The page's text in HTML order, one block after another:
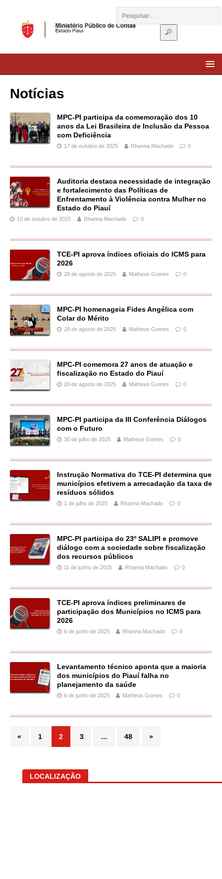
Notícias
MPC-PI participa da comemoração dos 10
anos da Lei Brasileira de Inclusão da Pessoa
com Deficiência
17 de outubro de 2025 Rhanna Machado 0
Auditoria destaca necessidade de integração
e fortalecimento das Políticas de
Enfrentamento à Violência contra Mulher no
Estado do Piauí
10 de outubro de 2025 Rhanna Machado 0
TCE-PI aprova índices oficiais do ICMS para
2026
28 de agosto de 2025 Matheus Gomes 0
MPC-PI homenageia Fides Angélica com
Colar do Mérito
28 de agosto de 2025 Matheus Gomes 0
MPC-PI comemora 27 anos de atuação e
fiscalização no Estado do Piauí
26 de agosto de 2025 Matheus Gomes 0
MPC-PI participa da III Conferência Diálogos
com o Futuro
30 de julho de 2025 Matheus Gomes 0
Instrução Normativa do TCE-PI determina que
municípios efetivem a arrecadação da taxa de
resíduos sólidos
1 de julho de 2025 Rhanna Machado 0
MPC-PI participa do 23º SALIPI e promove
diálogo com a sociedade sobre fiscalização
dos recursos públicos
11 de junho de 2025 Rhanna Machado 0
TCE-PI aprova índices preliminares de
participação dos Municípios no ICMS para
2026
6 de junho de 2025 Rhanna Machado 0
Levantamento técnico aponta que a maioria
dos municípios do Piauí falha no
planejamento da saúde
6 de junho de 2025 Matheus Gomes 0
« 1 2 3 … 48 »
LOCALIZAÇÃO